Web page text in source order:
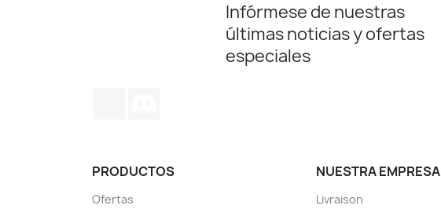
Infórmese de nuestras
últimas noticias y ofertas
especiales
PRODUCTOS
Ofertas
NUESTRA EMPRESA
Livraison